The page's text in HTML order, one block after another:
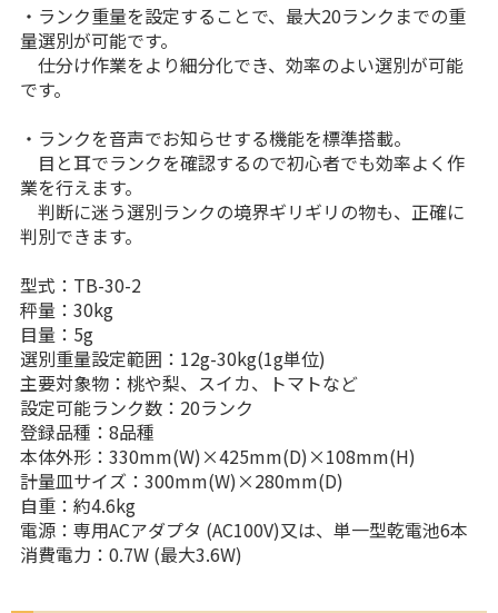
・ランク重量を設定することで、最大20ランクまでの重
量選別が可能です。
仕分け作業をより細分化でき、効率のよい選別が可能
です。
・ランクを音声でお知らせする機能を標準搭載。
目と耳でランクを確認するので初心者でも効率よく作
業を行えます。
判断に迷う選別ランクの境界ギリギリの物も、正確に
判別できます。
型式：TB-30-2
秤量：30kg
目量：5g
選別重量設定範囲：12g-30kg(1g単位)
主要対象物：桃や梨、スイカ、トマトなど
設定可能ランク数：20ランク
登録品種：8品種
本体外形：330mm(W)×425mm(D)×108mm(H)
計量皿サイズ：300mm(W)×280mm(D)
自重：約4.6kg
電源：専用ACアダプタ (AC100V)又は、単一型乾電池6本
消費電力：0.7W (最大3.6W)